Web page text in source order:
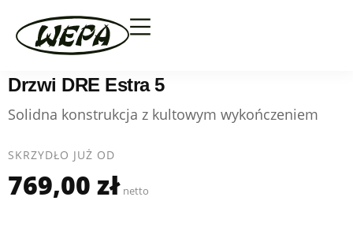
Drzwi DRE Estra 5
Solidna konstrukcja z kultowym wykończeniem
SKRZYDŁO JUŻ OD
769,00 zł netto